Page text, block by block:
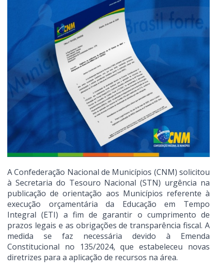
A Confederação Nacional de Municípios (CNM) solicitou
à Secretaria do Tesouro Nacional (STN) urgência na
publicação de orientação aos Municípios referente à
execução orçamentária da Educação em Tempo
Integral (ETI) a fim de garantir o cumprimento de
prazos legais e as obrigações de transparência fiscal. A
medida se faz necessária devido à Emenda
Constitucional no 135/2024, que estabeleceu novas
diretrizes para a aplicação de recursos na área.